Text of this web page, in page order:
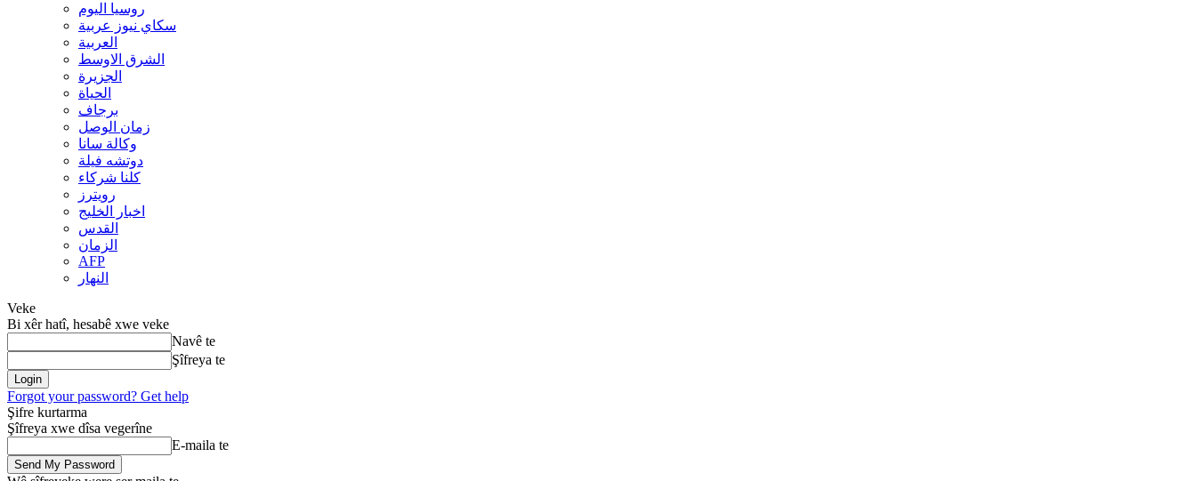
روسیا الیوم
سكاي نيوز عربية
العربية
الشرق الاوسط
الجزيرة
الحیاة
برجاف
زمان الوصل
وکالة سانا
دوتشه فیلة
کلنا شرکاء
رويترز
اخبار الخلیج
القدس
الزمان
AFP
النهار
Veke
Bi xêr hatî, hesabê xwe veke
Navê te
Şîfreya te
Forgot your password? Get help
Şifre kurtarma
Şîfreya xwe dîsa vegerîne
E-maila te